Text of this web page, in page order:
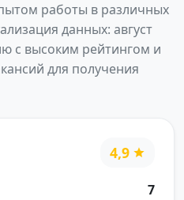
работы в различных
данных: август
с высоким рейтингом и
для получения
4,9
7